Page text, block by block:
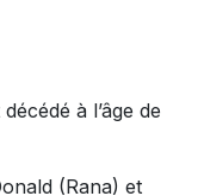
à l’âge de
(Rana) et